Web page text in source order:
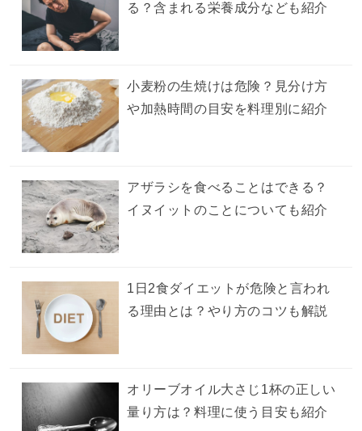
る？含まれる栄養成分なども紹介
小麦粉の生焼けは危険？見分け方
や加熱時間の目安を料理別に紹介
アザラシを食べることはできる？
イヌイットのことについても紹介
1日2食ダイエットが危険と言われ
る理由とは？やり方のコツも解説
オリーブオイル大さじ1杯の正しい
量り方は？料理に使う目安も紹介